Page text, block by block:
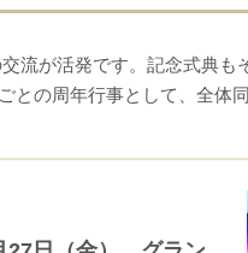
流が活発です。記念式典も
との周年行事として、全体